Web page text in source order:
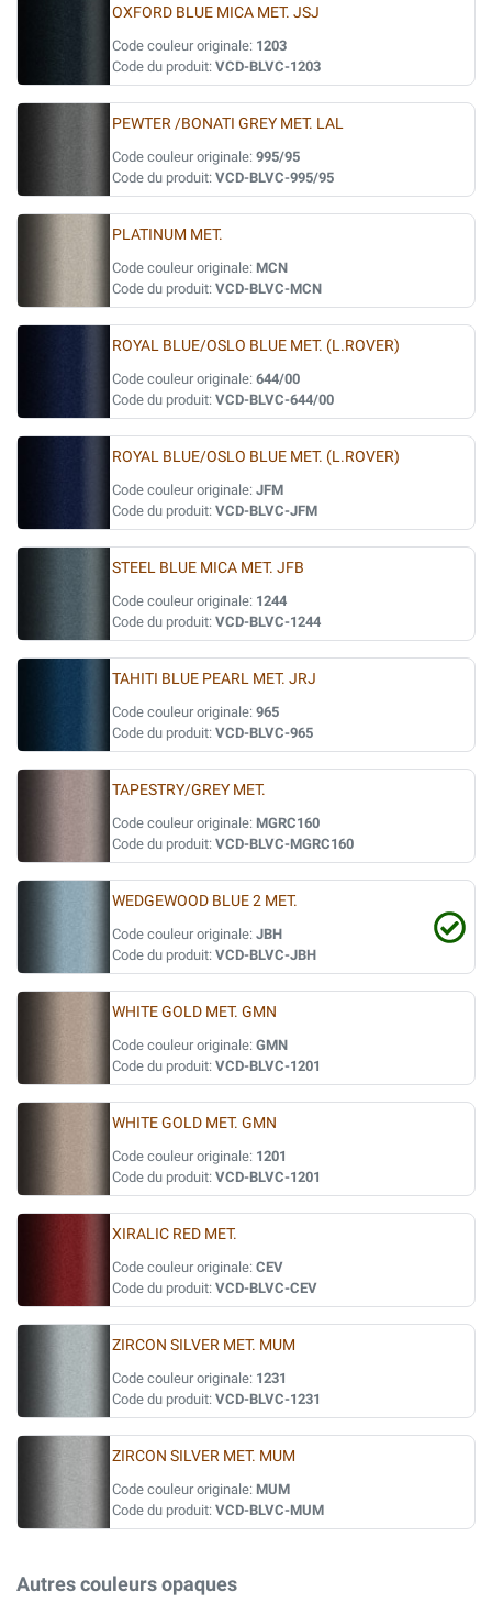
OXFORD BLUE MICA MET. JSJ
Code couleur originale: 1203
Code du produit: VCD-BLVC-1203
PEWTER /BONATI GREY MET. LAL
Code couleur originale: 995/95
Code du produit: VCD-BLVC-995/95
PLATINUM MET.
Code couleur originale: MCN
Code du produit: VCD-BLVC-MCN
ROYAL BLUE/OSLO BLUE MET. (L.ROVER)
Code couleur originale: 644/00
Code du produit: VCD-BLVC-644/00
ROYAL BLUE/OSLO BLUE MET. (L.ROVER)
Code couleur originale: JFM
Code du produit: VCD-BLVC-JFM
STEEL BLUE MICA MET. JFB
Code couleur originale: 1244
Code du produit: VCD-BLVC-1244
TAHITI BLUE PEARL MET. JRJ
Code couleur originale: 965
Code du produit: VCD-BLVC-965
TAPESTRY/GREY MET.
Code couleur originale: MGRC160
Code du produit: VCD-BLVC-MGRC160
WEDGEWOOD BLUE 2 MET.
Code couleur originale: JBH
Code du produit: VCD-BLVC-JBH
WHITE GOLD MET. GMN
Code couleur originale: GMN
Code du produit: VCD-BLVC-1201
WHITE GOLD MET. GMN
Code couleur originale: 1201
Code du produit: VCD-BLVC-1201
XIRALIC RED MET.
Code couleur originale: CEV
Code du produit: VCD-BLVC-CEV
ZIRCON SILVER MET. MUM
Code couleur originale: 1231
Code du produit: VCD-BLVC-1231
ZIRCON SILVER MET. MUM
Code couleur originale: MUM
Code du produit: VCD-BLVC-MUM
Autres couleurs opaques